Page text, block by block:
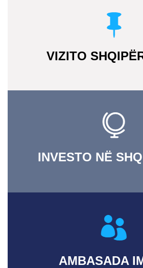
VIZITO
INVESTO NË
AMBASADA